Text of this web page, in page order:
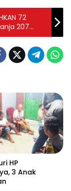
72
207
HP
3 Anak